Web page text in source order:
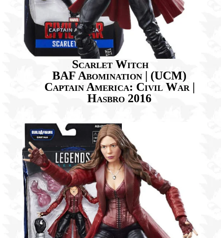
Scarlet Witch
BAF Abomination | (UCM)
Captain America: Civil War |
Hasbro 2016